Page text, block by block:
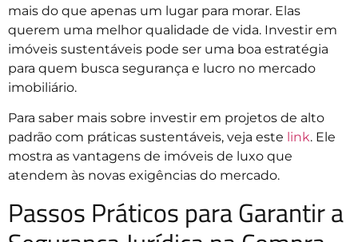
mais do que apenas um lugar para morar. Elas
querem uma melhor qualidade de vida. Investir em
imóveis sustentáveis pode ser uma boa estratégia
para quem busca segurança e lucro no mercado
imobiliário.
Para saber mais sobre investir em projetos de alto
padrão com práticas sustentáveis, veja este link. Ele
mostra as vantagens de imóveis de luxo que
atendem às novas exigências do mercado.
Passos Práticos para Garantir a